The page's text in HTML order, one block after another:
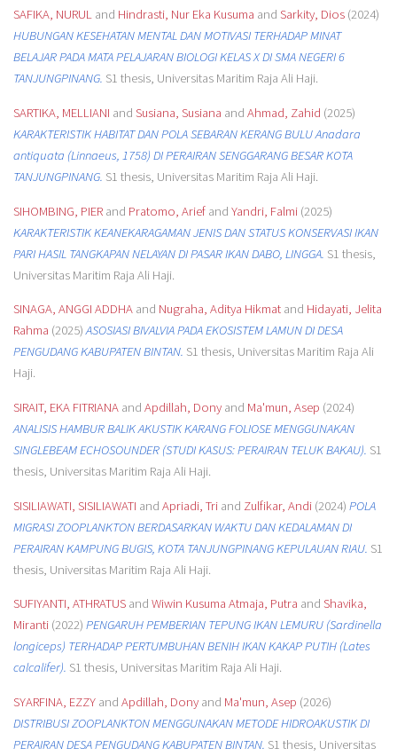
SAFIKA, NURULand Hindrasti, Nur Eka Kusuma and Sarkity, Dios(2024)
HUBUNGAN KESEHATAN MENTAL DAN MOTIVASI TERHADAP MINAT
BELAJAR PADA MATA PELAJARAN BIOLOGI KELAS X DI SMA NEGERI 6
TANJUNGPINANG. S1 thesis, Universitas Maritim Raja Ali Haji.
SARTIKA, MELLIANI and Susiana, Susiana and Ahmad, Zahid (2025)
KARAKTERISTIK HABITAT DAN POLA SEBARAN KERANG BULU Anadara
antiquata (Linnaeus, 1758) DI PERAIRAN SENGGARANG BESAR KOTA
TANJUNGPINANG. S1 thesis, Universitas Maritim Raja Ali Haji.
SIHOMBING, PIERand Pratomo, Ariefand Yandri, Falmi(2025)
KARAKTERISTIK KEANEKARAGAMAN JENIS DAN STATUS KONSERVASI IKAN
PARI HASIL TANGKAPAN NELAYAN DI PASAR IKAN DABO, LINGGA. S1 thesis,
Universitas Maritim Raja Ali Haji.
SINAGA, ANGGI ADDHAand Nugraha, Aditya Hikmatand Hidayati, Jelita
Rahma (2025)ASOSIASI BIVALVIA PADA EKOSISTEM LAMUN DI DESA
PENGUDANG KABUPATEN BINTAN. S1 thesis, Universitas Maritim Raja Ali
Haji.
SIRAIT, EKA FITRIANAand Apdillah, Donyand Ma'mun, Asep (2024)
ANALISIS HAMBUR BALIK AKUSTIK KARANG FOLIOSE MENGGUNAKAN
SINGLEBEAM ECHOSOUNDER (STUDI KASUS: PERAIRAN TELUK BAKAU). S1
thesis, Universitas Maritim Raja Ali Haji.
SISILIAWATI, SISILIAWATI and Apriadi, Triand Zulfikar, Andi(2024) POLA
MIGRASI ZOOPLANKTON BERDASARKAN WAKTU DAN KEDALAMAN DI
PERAIRAN KAMPUNG BUGIS, KOTA TANJUNGPINANG KEPULAUAN RIAU. S1
thesis, Universitas Maritim Raja Ali Haji.
SUFIYANTI, ATHRATUSand Wiwin Kusuma Atmaja, Putra and Shavika,
Miranti(2022) PENGARUH PEMBERIAN TEPUNG IKAN LEMURU (Sardinella
longiceps) TERHADAP PERTUMBUHAN BENIH IKAN KAKAP PUTIH (Lates
calcalifer). S1 thesis, Universitas Maritim Raja Ali Haji.
SYARFINA, EZZYand Apdillah, Donyand Ma'mun, Asep (2026)
DISTRIBUSI ZOOPLANKTON MENGGUNAKAN METODE HIDROAKUSTIK DI
PERAIRAN DESA PENGUDANG KABUPATEN BINTAN. S1 thesis, Universitas